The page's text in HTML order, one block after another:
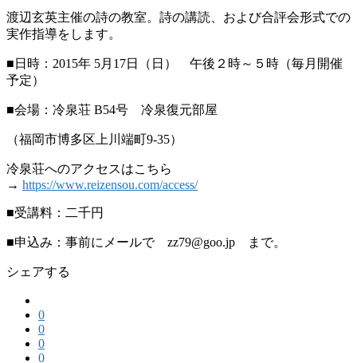
渡辺玄英主催の詩の教室。詩の講読、および合評会形式での
実作指導をします。
■日時：2015年 5月17日（日） 午後２時～５時（毎月開催
予定）
■会場：冷泉荘 B54号 冷泉復元部屋
（福岡市博多区上川端町9-35）
冷泉荘へのアクセスはこちら
→ https://www.reizensou.com/access/
■受講料：二千円
■申込み：事前にメールで zz79@goo.jp まで。
シェアする
0
0
0
0